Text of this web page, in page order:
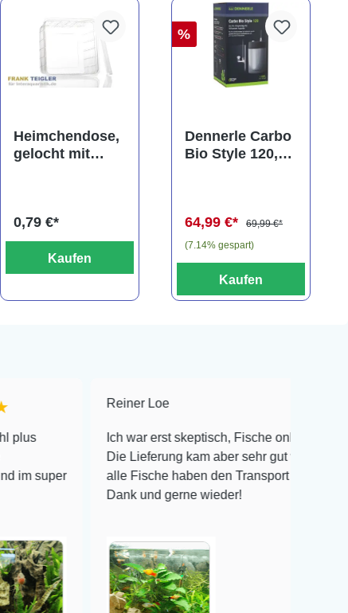
Heimchendose,
gelocht mit
0,79 €*
Kaufen
%
Dennerle Carbo
Bio Style 120,
64,99 €*
69,99 €*
(7.14% gespart)
Kaufen
Ich war erst skeptisch, Fische online zu bestellen!
Die Lieferung kam aber sehr gut verpackt an und
alle Fische haben den Transport überlebt! Vielen
Dank und gerne wieder!